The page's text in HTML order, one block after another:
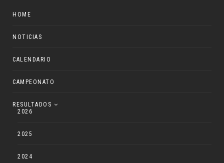
HOME
NOTICIAS
CALENDARIO
CAMPEONATO
RESULTADOS
2026
2025
2024